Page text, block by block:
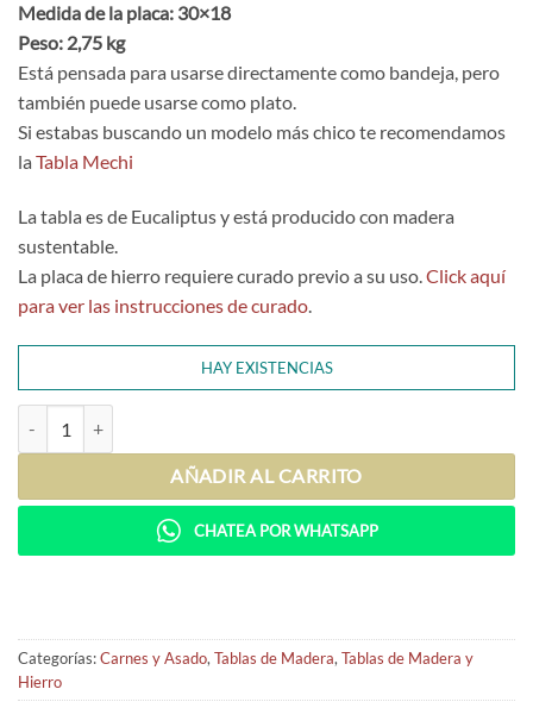
Medida de la placa: 30×18
Peso: 2,75 kg
Está pensada para usarse directamente como bandeja, pero
también puede usarse como plato.
Si estabas buscando un modelo más chico te recomendamos
la Tabla Mechi
La tabla es de Eucaliptus y está producido con madera
sustentable.
La placa de hierro requiere curado previo a su uso.Click aquí
para ver las instrucciones de curado.
HAY EXISTENCIAS
AÑADIR AL CARRITO
CHATEA POR WHATSAPP
Categorías:Carnes y Asado,Tablas de Madera,Tablas de Madera y
Hierro